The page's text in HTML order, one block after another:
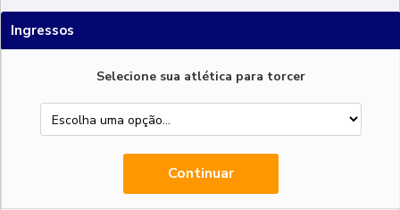
Ingressos
Selecione sua atlética para torcer